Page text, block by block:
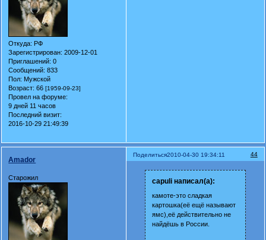
Откуда: РФ
Зарегистрирован: 2009-12-01
Приглашений: 0
Сообщений: 833
Пол: Мужской
Возраст: 66[1959-09-23]
Провел на форуме:
9 дней 11 часов
Последний визит:
2016-10-29 21:49:39
Поделиться 44
2010-04-30 19:34:11
Amador
Старожил capuli написал(а):
камоте-это сладкая
картошка(её ещё называют
ямс),её действительно не
найдёшь в России.